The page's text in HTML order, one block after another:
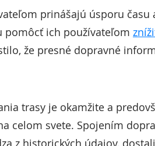
prinášajú úsporu
pomôcť ich používateľom
že presné dopravné
trasy je okamžite a
celom svete. Spojením
z historických údajov,